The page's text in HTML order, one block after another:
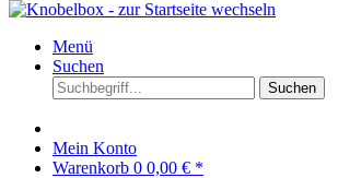
Menü
Suchen
Suchen
Mein Konto
Warenkorb 0 0,00 € *